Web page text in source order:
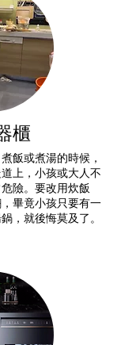
櫃
飯或煮湯的時候，
上，小孩或大人不
險。 要改用炊飯
畢竟小孩只要有一
，就後悔莫及了。